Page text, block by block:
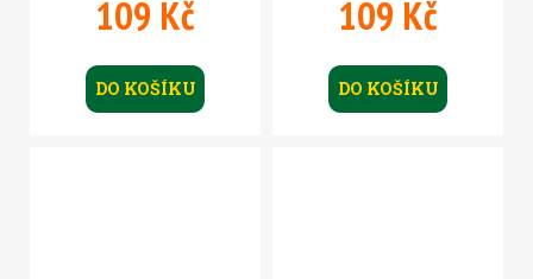
109 Kč
DO KOŠÍKU
109 Kč
DO KOŠÍKU